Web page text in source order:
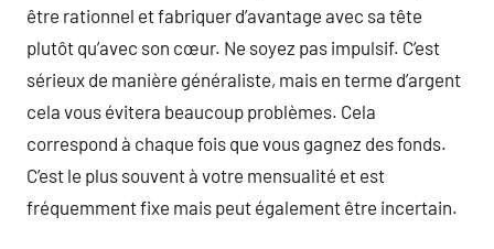
être rationnel et fabriquer d’avantage avec sa tête
plutôt qu’avec son cœur. Ne soyez pas impulsif. C’est
sérieux de manière généraliste, mais en terme d’argent
cela vous évitera beaucoup problèmes. Cela
correspond à chaque fois que vous gagnez des fonds.
C’est le plus souvent à votre mensualité et est
fréquemment fixe mais peut également être incertain.